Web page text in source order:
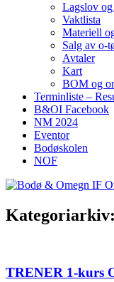
Lagslov
Vaktlista
Materiell
Salg av o-
Avtaler
Kart
BOM og
Terminliste –
B&OI Facebook
NM 2024
Eventor
Bodøskolen
NOF
Kategoriarkiv:
TRENER 1-kurs